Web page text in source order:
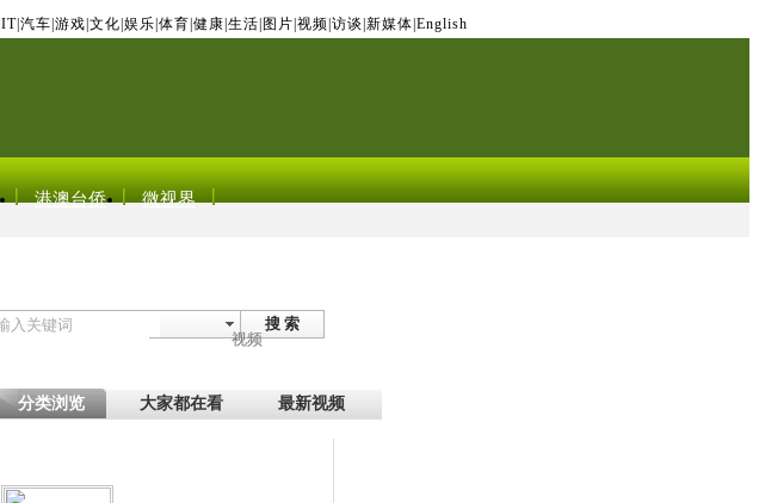
IT| 汽车 游戏 文化 娱乐 体育 健康 生活 图片 视频 访谈 新媒体 English
港澳台侨 微视界
搜 索
视频
分类浏览 大家都在看 最新视频